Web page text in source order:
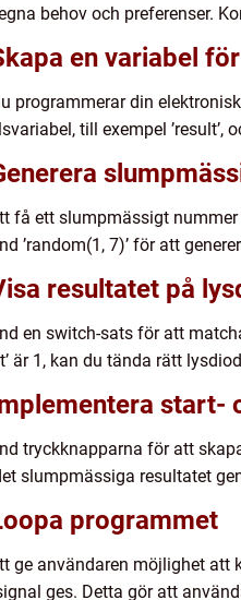
behov och preferenser.
en variabel
programmerar din
till exempel
få ett slumpmässigt
’random(1, 7)’ för att
resultatet på
en switch-sats för att
är 1, kan du tända rätt
start-
tryckknapparna för att
slumpmässiga resultatet
programmet
ge användaren möjlighet att
ges. Detta gör att